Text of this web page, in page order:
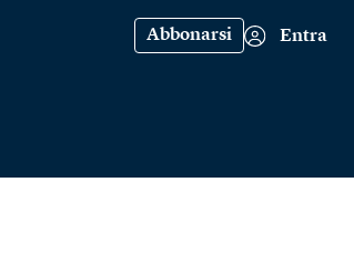
Abbonarsi Entra